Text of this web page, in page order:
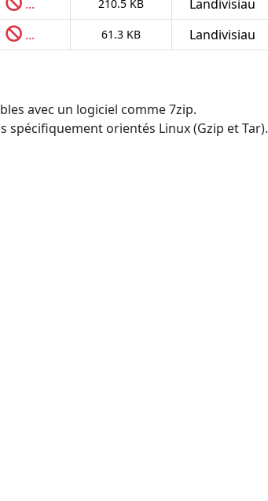
... 210.5 KB Landivisiau
... 61.3 KB Landivisiau
avec un logiciel comme 7zip.
spécifiquement orientés Linux (Gzip et Tar).